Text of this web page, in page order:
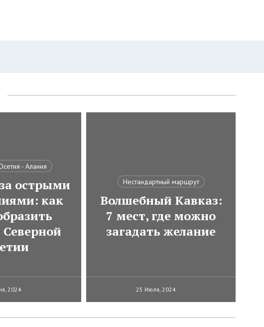
- Алания
острыми
как
2024
Нестандартный маршрут
Волшебный Кавказ:
7 мест, где можно
загадать желание
25 Июля, 2024